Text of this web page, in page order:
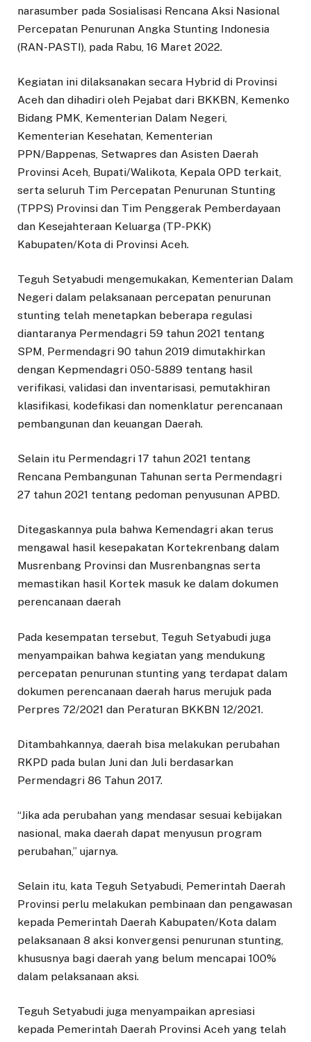
narasumber pada Sosialisasi Rencana Aksi Nasional
Percepatan Penurunan Angka Stunting Indonesia
(RAN-PASTI), pada Rabu, 16 Maret 2022.
Kegiatan ini dilaksanakan secara Hybrid di Provinsi
Aceh dan dihadiri oleh Pejabat dari BKKBN, Kemenko
Bidang PMK, Kementerian Dalam Negeri,
Kementerian Kesehatan, Kementerian
PPN/Bappenas, Setwapres dan Asisten Daerah
Provinsi Aceh, Bupati/Walikota, Kepala OPD terkait,
serta seluruh Tim Percepatan Penurunan Stunting
(TPPS) Provinsi dan Tim Penggerak Pemberdayaan
dan Kesejahteraan Keluarga (TP-PKK)
Kabupaten/Kota di Provinsi Aceh.
Teguh Setyabudi mengemukakan, Kementerian Dalam
Negeri dalam pelaksanaan percepatan penurunan
stunting telah menetapkan beberapa regulasi
diantaranya Permendagri 59 tahun 2021 tentang
SPM, Permendagri 90 tahun 2019 dimutakhirkan
dengan Kepmendagri 050-5889 tentang hasil
verifikasi, validasi dan inventarisasi, pemutakhiran
klasifikasi, kodefikasi dan nomenklatur perencanaan
pembangunan dan keuangan Daerah.
Selain itu Permendagri 17 tahun 2021 tentang
Rencana Pembangunan Tahunan serta Permendagri
27 tahun 2021 tentang pedoman penyusunan APBD.
Ditegaskannya pula bahwa Kemendagri akan terus
mengawal hasil kesepakatan Kortekrenbang dalam
Musrenbang Provinsi dan Musrenbangnas serta
memastikan hasil Kortek masuk ke dalam dokumen
perencanaan daerah
Pada kesempatan tersebut, Teguh Setyabudi juga
menyampaikan bahwa kegiatan yang mendukung
percepatan penurunan stunting yang terdapat dalam
dokumen perencanaan daerah harus merujuk pada
Perpres 72/2021 dan Peraturan BKKBN 12/2021.
Ditambahkannya, daerah bisa melakukan perubahan
RKPD pada bulan Juni dan Juli berdasarkan
Permendagri 86 Tahun 2017.
“Jika ada perubahan yang mendasar sesuai kebijakan
nasional, maka daerah dapat menyusun program
perubahan,” ujarnya.
Selain itu, kata Teguh Setyabudi, Pemerintah Daerah
Provinsi perlu melakukan pembinaan dan pengawasan
kepada Pemerintah Daerah Kabupaten/Kota dalam
pelaksanaan 8 aksi konvergensi penurunan stunting,
khususnya bagi daerah yang belum mencapai 100%
dalam pelaksanaan aksi.
Teguh Setyabudi juga menyampaikan apresiasi
kepada Pemerintah Daerah Provinsi Aceh yang telah